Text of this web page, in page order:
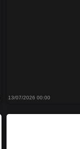
13/07/2026 00:00